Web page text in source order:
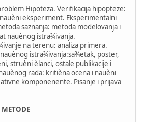
Hipoteza. Verifikacija hipopteze:
eksperiment. Eksperimentalni
saznanja: metoda modelovanja i
nauènog istra¾ivanja.
na terenu: analiza primera.
istra¾ivanja:sa¾etak, poster,
struèni èlanci, ostale publikacije i
rada: kritièna ocena i nauèni
komponenente. Pisanje i prijava